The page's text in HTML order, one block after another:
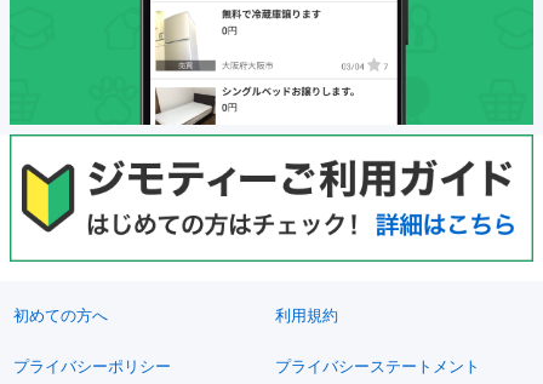
初めての方へ 利用規約
プライバシーポリシー プライバシーステートメント